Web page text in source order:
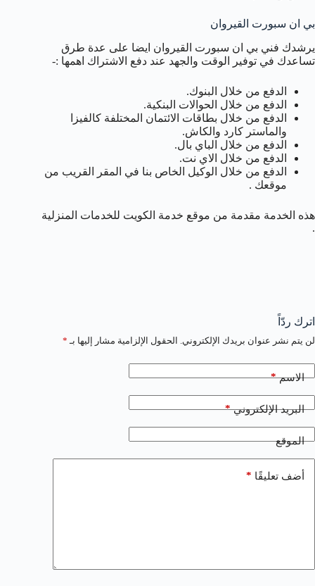
بي ان سبورت القيروان
يرشدك فني بي ان سبورت القيروان ايضا على عدة طرق
تساعدك في توفير الوقت والجهد عند دفع الاشتراك اهمها :-
الدفع من خلال البنوك.
الدفع من خلال الحوالات البنكية.
الدفع من خلال بطاقات الائتمان المختلفة كالفيزا
والماستر كارد والكاش.
الدفع من خلال الباي بال.
الدفع من خلال الاي نت.
الدفع من خلال الوكيل الخاص بنا في المقر القريب من
موقعك .
هذه الخدمة مقدمة من موقع خدمة الكويت للخدمات المنزلية
.
اترك ردّاً
لن يتم نشر عنوان بريدك الإلكتروني. الحقول الإلزامية مشار إليها بـ *
الاسم*
البريد الإلكتروني*
الموقع
أضف تعليقًا *